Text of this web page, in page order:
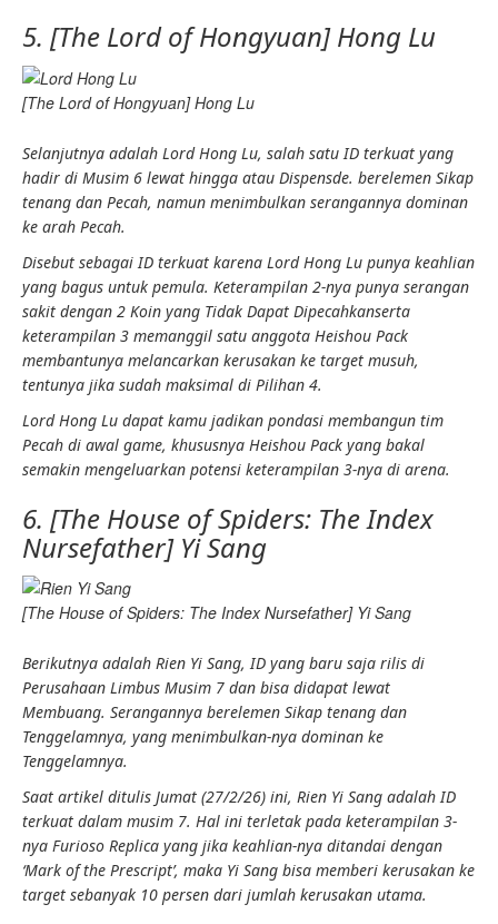
5. [The Lord of Hongyuan] Hong Lu
[The Lord of Hongyuan] Hong Lu
Selanjutnya adalah Lord Hong Lu, salah satu ID terkuat yang
hadir di Musim 6 lewat hingga atau Dispensde. berelemen Sikap
tenang dan Pecah, namun menimbulkan serangannya dominan
ke arah Pecah.
Disebut sebagai ID terkuat karena Lord Hong Lu punya keahlian
yang bagus untuk pemula. Keterampilan 2-nya punya serangan
sakit dengan 2 Koin yang Tidak Dapat Dipecahkanserta
keterampilan 3 memanggil satu anggota Heishou Pack
membantunya melancarkan kerusakan ke target musuh,
tentunya jika sudah maksimal di Pilihan 4.
Lord Hong Lu dapat kamu jadikan pondasi membangun tim
Pecah di awal game, khususnya Heishou Pack yang bakal
semakin mengeluarkan potensi keterampilan 3-nya di arena.
6. [The House of Spiders: The Index
Nursefather] Yi Sang
[The House of Spiders: The Index Nursefather] Yi Sang
Berikutnya adalah Rien Yi Sang, ID yang baru saja rilis di
Perusahaan Limbus Musim 7 dan bisa didapat lewat
Membuang. Serangannya berelemen Sikap tenang dan
Tenggelamnya, yang menimbulkan-nya dominan ke
Tenggelamnya.
Saat artikel ditulis Jumat (27/2/26) ini, Rien Yi Sang adalah ID
terkuat dalam musim 7. Hal ini terletak pada keterampilan 3-
nya Furioso Replica yang jika keahlian-nya ditandai dengan
‘Mark of the Prescript’, maka Yi Sang bisa memberi kerusakan ke
target sebanyak 10 persen dari jumlah kerusakan utama.